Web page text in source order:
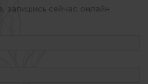
запишись сейчас онлайн